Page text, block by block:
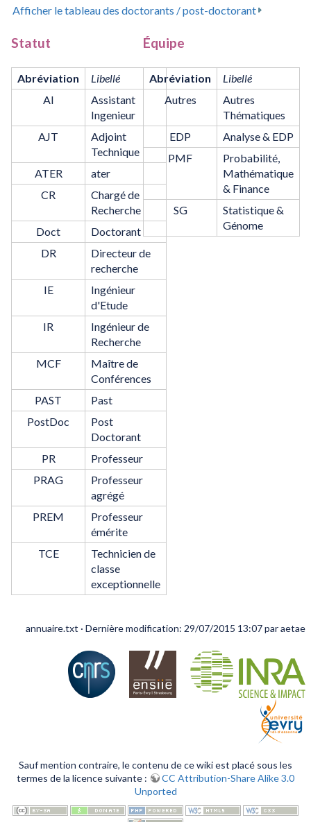
Afficher le tableau des doctorants / post-doctorant
Statut
Abréviation
Libellé
AI
Assistant
Ingenieur
AJT
Adjoint
Technique
ATER
ater
CR
Chargé de
Recherche
Doct
Doctorant
DR
Directeur de
recherche
IE
Ingénieur
d'Etude
IR
Ingénieur de
Recherche
MCF
Maître de
Conférences
PAST
Past
PostDoc
Post
Doctorant
PR
Professeur
PRAG
Professeur
agrégé
PREM
Professeur
émérite
TCE
Technicien de
classe
exceptionnelle
Équipe
Abréviation
Libellé
Autres
Autres
Thématiques
EDP
Analyse & EDP
PMF
Probabilité,
Mathématique
& Finance
SG
Statistique &
Génome
annuaire.txt · Dernière modification: 29/07/2015 13:07 paraetae
Sauf mention contraire, le contenu de ce wiki est placé sous les
termes de la licence suivante :
CC Attribution-Share Alike 3.0
Unported